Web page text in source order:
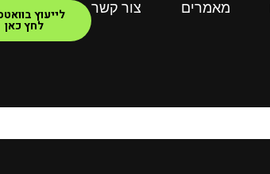
מאמרים צור קשר לייעוץ
לחץ כאן